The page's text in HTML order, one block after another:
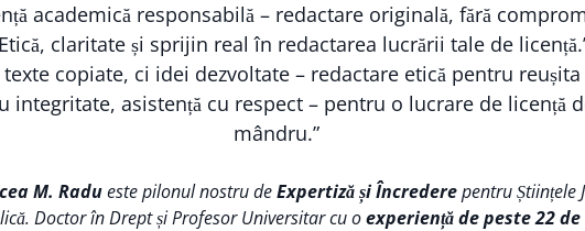
academică responsabilă – redactare originală, fără
claritate și sprijin real în redactarea lucrării tale de
texte copiate, ci idei dezvoltate – redactare etică pentru reușita
integritate, asistență cu respect – pentru o lucrare de licență
mândru.”
M. Radueste pilonul nostru deExpertiză și Încrederepentru Științele
Doctor în Drept și Profesor Universitar cu oexperiență de peste 22